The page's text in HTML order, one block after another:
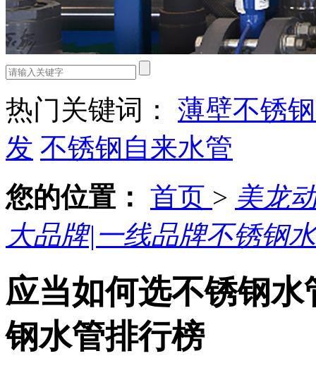
热门关键词： 薄壁不锈
发 不锈钢自来水管
您的位置： 首页 > 美龙
大品牌|一线品牌不锈钢
应当如何选不锈钢
钢水管排行榜